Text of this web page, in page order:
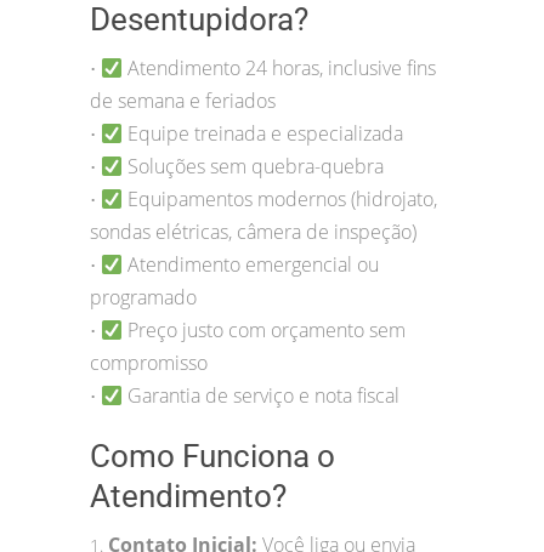
Desentupidora?
•
Atendimento 24 horas, inclusive fins
de semana e feriados
• Equipe treinada e especializada
• Soluções sem quebra-quebra
•
Equipamentos modernos (hidrojato,
sondas elétricas, câmera de inspeção)
•
Atendimento emergencial ou
programado
•
Preço justo com orçamento sem
compromisso
• Garantia de serviço e nota fiscal
Como Funciona o
Atendimento?
1. Contato Inicial: Você liga ou envia